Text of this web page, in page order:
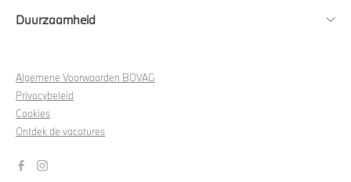
Duurzaamheid
Algemene Voorwaarden BOVAG
Privacybeleid
Cookies
Ontdek de vacatures